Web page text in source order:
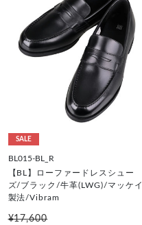
SALE
BL015-BL_R
【BL】ローファードレスシュー
ズ/ブラック/牛革(LWG)/マッケイ
製法/Vibram
¥17,600